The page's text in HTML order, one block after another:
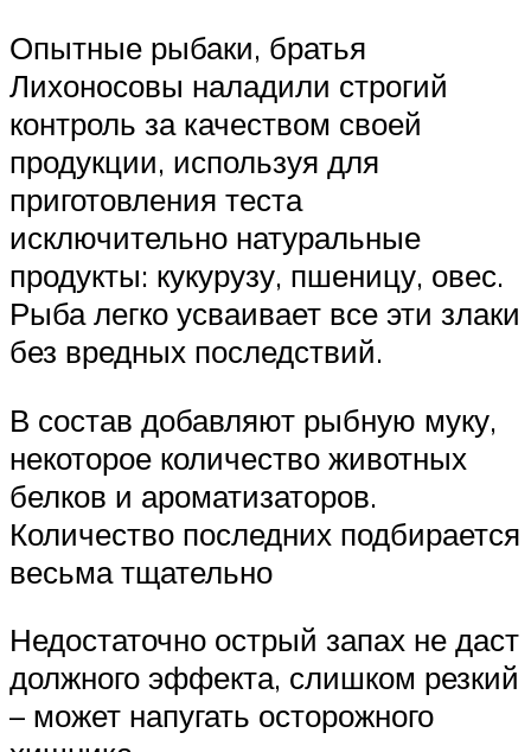
Опытные рыбаки, братья
Лихоносовы наладили строгий
контроль за качеством своей
продукции, используя для
приготовления теста
исключительно натуральные
продукты: кукурузу, пшеницу, овес.
Рыба легко усваивает все эти злаки
без вредных последствий.
В состав добавляют рыбную муку,
некоторое количество животных
белков и ароматизаторов.
Количество последних подбирается
весьма тщательно
Недостаточно острый запах не даст
должного эффекта, слишком резкий
– может напугать осторожного